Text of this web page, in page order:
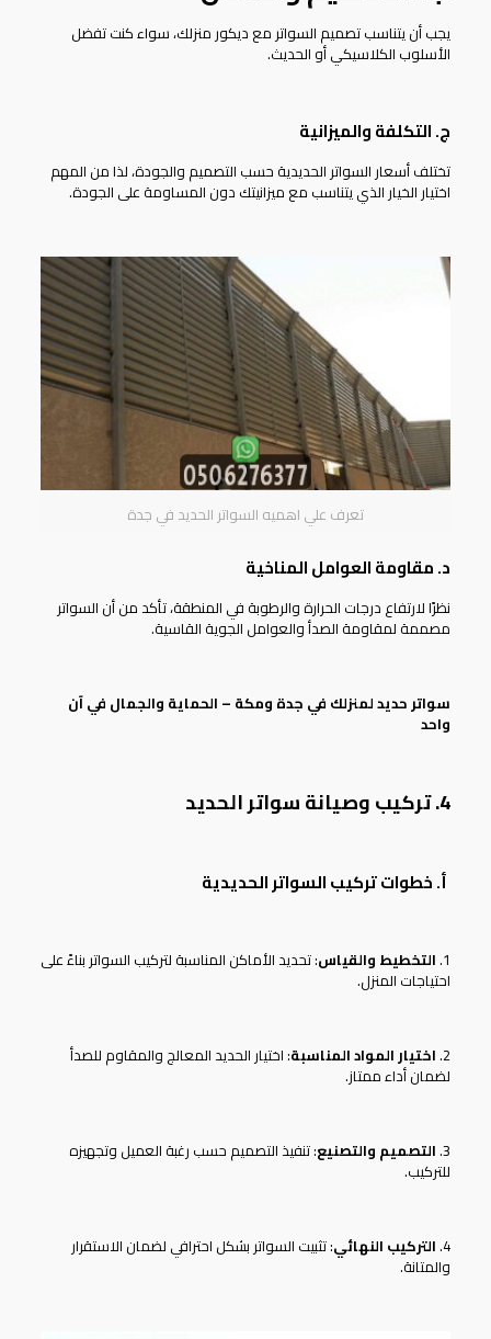
يجب أن يتناسب تصميم السواتر مع ديكور منزلك، سواء كنت تفضل
الأسلوب الكلاسيكي أو الحديث.
ج. التكلفة والميزانية
تختلف أسعار السواتر الحديدية حسب التصميم والجودة، لذا من المهم
اختيار الخيار الذي يتناسب مع ميزانيتك دون المساومة على الجودة.
تعرف علي اهميه السواتر الحديد في جدة
د. مقاومة العوامل المناخية
نظرًا لارتفاع درجات الحرارة والرطوبة في المنطقة، تأكد من أن السواتر
مصممة لمقاومة الصدأ والعوامل الجوية القاسية.
سواتر حديد لمنزلك في جدة ومكة – الحماية والجمال في آن
واحد
4. تركيب وصيانة سواتر الحديد
أ. خطوات تركيب السواتر الحديدية
1. التخطيط والقياس: تحديد الأماكن المناسبة لتركيب السواتر بناءً على
احتياجات المنزل.
2. اختيار المواد المناسبة: اختيار الحديد المعالج والمقاوم للصدأ
لضمان أداء ممتاز.
3. التصميم والتصنيع: تنفيذ التصميم حسب رغبة العميل وتجهيزه
للتركيب.
4. التركيب النهائي: تثبيت السواتر بشكل احترافي لضمان الاستقرار
والمتانة.